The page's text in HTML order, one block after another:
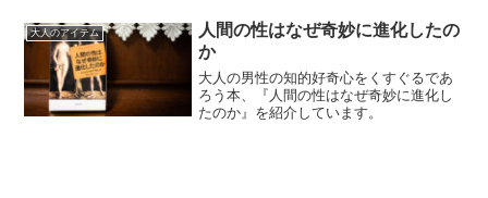
大人のアイテム
人間の性はなぜ奇妙に進化したの
か
大人の男性の知的好奇心をくすぐるであ
ろう本、『人間の性はなぜ奇妙に進化し
たのか』を紹介しています。